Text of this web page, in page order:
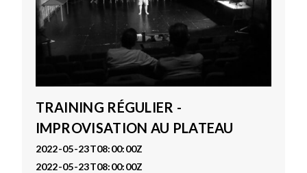
TRAINING RÉGULIER -
IMPROVISATION AU PLATEAU
2022-05-23T08:00:00Z
2022-05-23T08:00:00Z